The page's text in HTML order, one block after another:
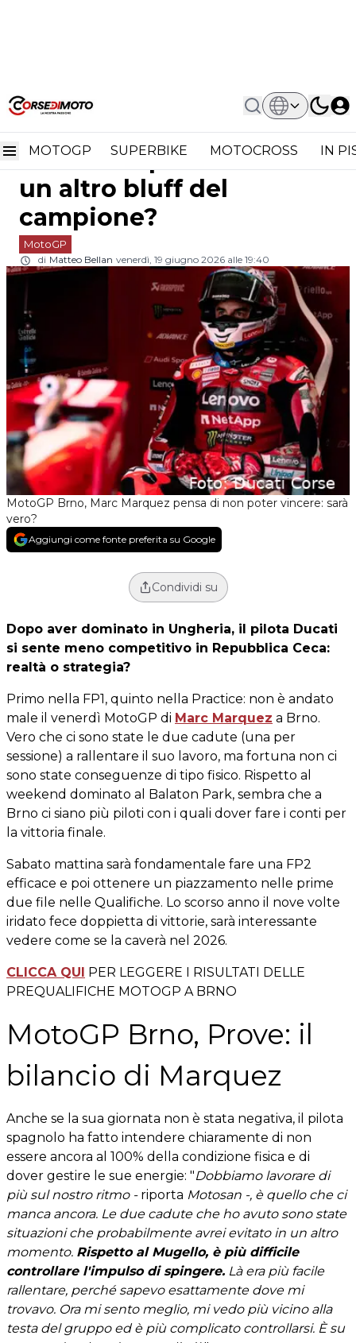
MOTOGP SUPERBIKE MOTOCROSS IN
Home MotoGP
Marc Marquez Si Esclude Dalla Lotta
Marc Marquez si esclude
dalla lotta per la vittoria:
un altro bluff del
campione?
MotoGP
di Matteo Bellan venerdì, 19 giugno 2026 alle 19:40
MotoGP Brno, Marc Marquez pensa di non poter vincere: sarà
vero?
Aggiungi come fonte preferita su Google
Condividi su
Dopo aver dominato in Ungheria, il pilota Ducati
si sente meno competitivo in Repubblica Ceca:
realtà o strategia?
Primo nella FP1, quinto nella Practice: non è andato
male il venerdì MotoGP di Marc Marquez a Brno.
Vero che ci sono state le due cadute (una per
sessione) a rallentare il suo lavoro, ma fortuna non ci
sono state conseguenze di tipo fisico. Rispetto al
weekend dominato al Balaton Park, sembra che a
Brno ci siano più piloti con i quali dover fare i conti per
la vittoria finale.
Sabato mattina sarà fondamentale fare una FP2
efficace e poi ottenere un piazzamento nelle prime
due file nelle Qualifiche. Lo scorso anno il nove volte
iridato fece doppietta di vittorie, sarà interessante
vedere come se la caverà nel 2026.
CLICCA QUI PER LEGGERE I RISULTATI DELLE
PREQUALIFICHE MOTOGP A BRNO
MotoGP Brno, Prove: il
bilancio di Marquez
Anche se la sua giornata non è stata negativa, il pilota
spagnolo ha fatto intendere chiaramente di non
essere ancora al 100% della condizione fisica e di
dover gestire le sue energie: "Dobbiamo lavorare di
più sul nostro ritmo - riporta Motosan -, è quello che ci
manca ancora. Le due cadute che ho avuto sono state
situazioni che probabilmente avrei evitato in un altro
momento. Rispetto al Mugello, è più difficile
controllare l'impulso di spingere. Là era più facile
rallentare, perché sapevo esattamente dove mi
trovavo. Ora mi sento meglio, mi vedo più vicino alla
testa del gruppo ed è più complicato controllarsi. È su